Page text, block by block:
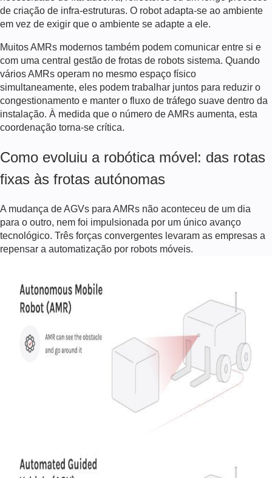
de criação de infra-estruturas. O robot adapta-se ao ambiente
em vez de exigir que o ambiente se adapte a ele.
Muitos AMRs modernos também podem comunicar entre si e
com uma central gestão de frotas de robots sistema. Quando
vários AMRs operam no mesmo espaço físico
simultaneamente, eles podem trabalhar juntos para reduzir o
congestionamento e manter o fluxo de tráfego suave dentro da
instalação. À medida que o número de AMRs aumenta, esta
coordenação torna-se crítica.
Como evoluiu a robótica móvel: das rotas
fixas às frotas autónomas
A mudança de AGVs para AMRs não aconteceu de um dia
para o outro, nem foi impulsionada por um único avanço
tecnológico. Três forças convergentes levaram as empresas a
repensar a automatização por robots móveis.